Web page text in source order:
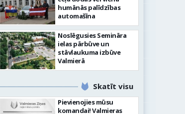
humānās palīdzības
automašīna
Noslēgusies Semināra
ielas pārbūve un
stāvlaukuma izbūve
Valmierā
Skatīt visu
Pievienojies mūsu
komandai! Valmieras